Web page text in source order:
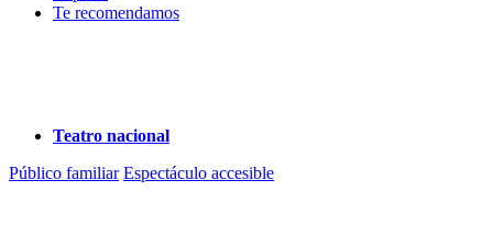
Te recomendamos
Teatro nacional
Público familiar Espectáculo accesible